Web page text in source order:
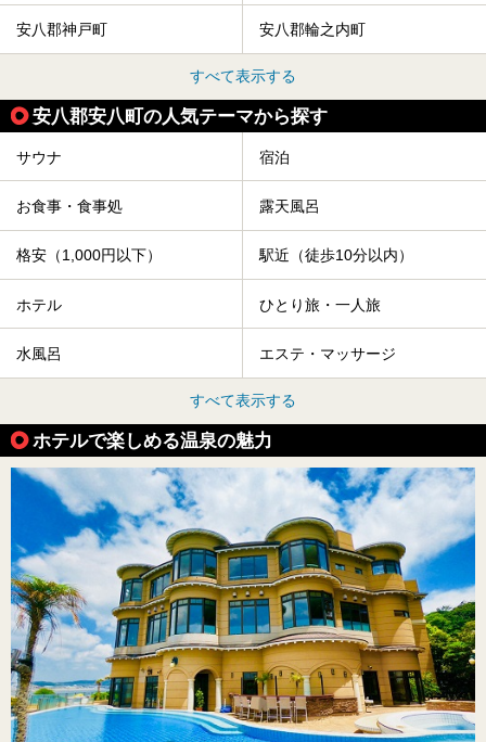
安八郡神戸町 安八郡輪之内町
すべて表示する
安八郡安八町の人気テーマから探す
サウナ 宿泊
お食事・食事処 露天風呂
格安（1,000円以下） 駅近（徒歩10分以内）
ホテル ひとり旅・一人旅
水風呂 エステ・マッサージ
すべて表示する
ホテルで楽しめる温泉の魅力